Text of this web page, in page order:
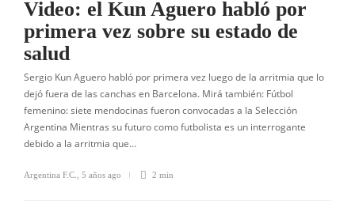
Video: el Kun Aguero habló por
primera vez sobre su estado de
salud
Sergio Kun Aguero habló por primera vez luego de la arritmia que lo
dejó fuera de las canchas en Barcelona. Mirá también: Fútbol
femenino: siete mendocinas fueron convocadas a la Selección
Argentina Mientras su futuro como futbolista es un interrogante
debido a la arritmia que…
Argentina F.C. 5 años ago 2 min